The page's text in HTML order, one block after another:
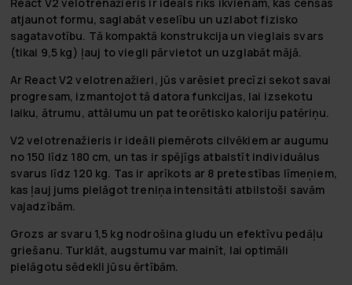
atjaunot formu, saglabāt veselību un uzlabot fizisko
sagatavotību. Tā kompaktā konstrukcija un vieglais svars
(tikai 9,5 kg) ļauj to viegli pārvietot un uzglabāt mājā.
Ar React V2 velotrenažieri, jūs varēsiet precīzi sekot savai
progresam, izmantojot tā datora funkcijas, lai izsekotu
laiku, ātrumu, attālumu un pat teorētisko kaloriju patēriņu.
V2 velotrenažieris ir ideāli piemērots cilvēkiem ar augumu
no 150 līdz 180 cm, un tas ir spējīgs atbalstīt individuālus
svarus līdz 120 kg. Tas ir aprīkots ar 8 pretestības līmeņiem,
kas ļauj jums pielāgot treniņa intensitāti atbilstoši savām
vajadzībām.
Grozs ar svaru 1,5 kg nodrošina gludu un efektīvu pedāļu
griešanu. Turklāt, augstumu var mainīt, lai optimāli
pielāgotu sēdekli jūsu ērtībām.